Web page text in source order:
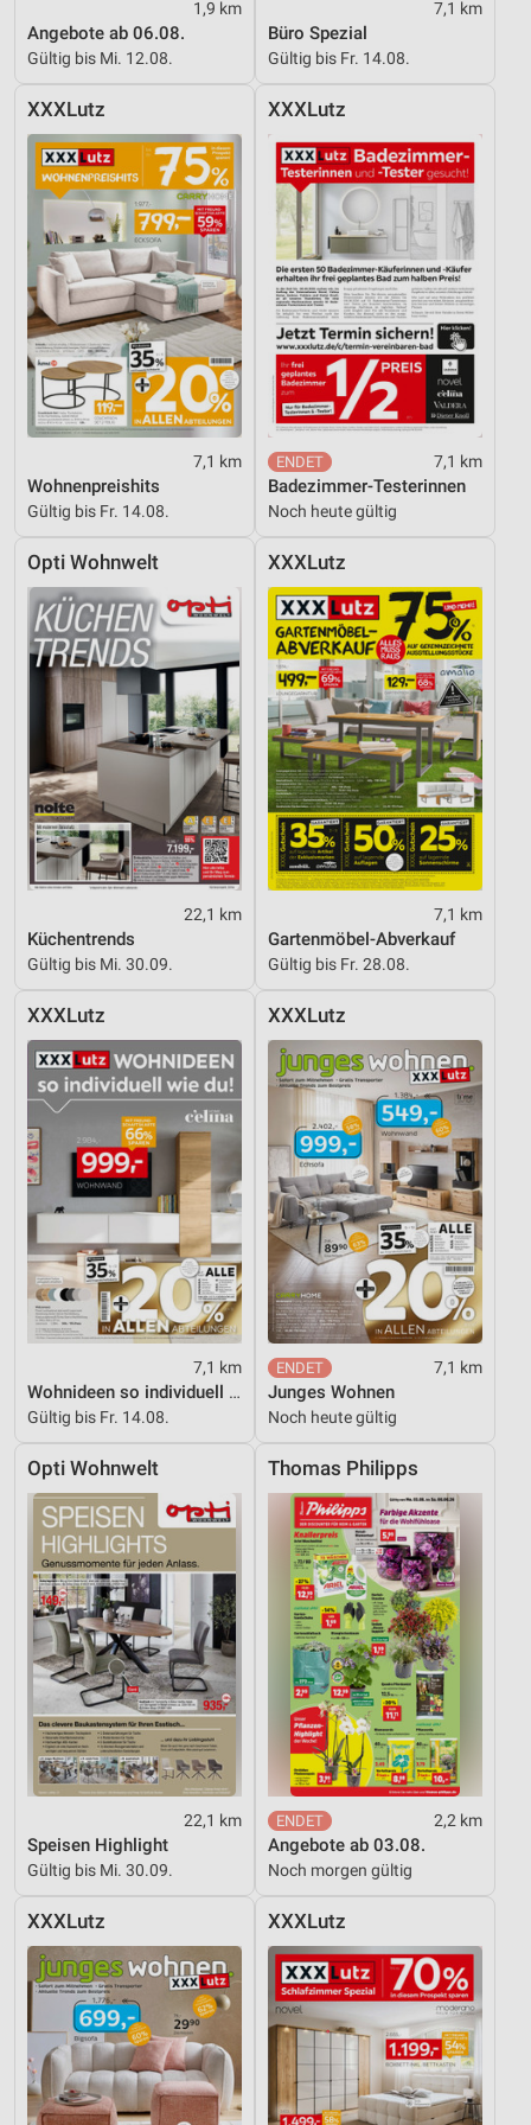
1,9 km
Angebote ab 06.08.
Gültig bis Mi. 12.08.
7,1 km
Büro Spezial
Gültig bis Fr. 14.08.
XXXLutz
7,1 km
Wohnenpreishits
Gültig bis Fr. 14.08.
XXXLutz
7,1 km
Badezimmer-Testerinnen
Noch heute gültig
Opti Wohnwelt
22,1 km
Küchentrends
Gültig bis Mi. 30.09.
XXXLutz
7,1 km
Gartenmöbel-Abverkauf
Gültig bis Fr. 28.08.
XXXLutz
7,1 km
Wohnideen so individuell wie du!
Gültig bis Fr. 14.08.
XXXLutz
7,1 km
Junges Wohnen
Noch heute gültig
Opti Wohnwelt
22,1 km
Speisen Highlight
Gültig bis Mi. 30.09.
Thomas Philipps
2,2 km
Angebote ab 03.08.
Noch morgen gültig
XXXLutz XXXLutz
Messung der Performance von Inhalten
Kombinationen von Daten aus verschiedenen
Entwicklung und Verbesserung der Angebote
Verwendung reduzierter Daten zur Auswahl von
Inhalten
IAB-Besonderheiten:
Verwendung genauer Standortdaten
Geräte anhand von aktiv angeforderten
Informationen identifizieren
Nicht-IAB-Verarbeitungszwecke:
Performance
Funktional
Werbung